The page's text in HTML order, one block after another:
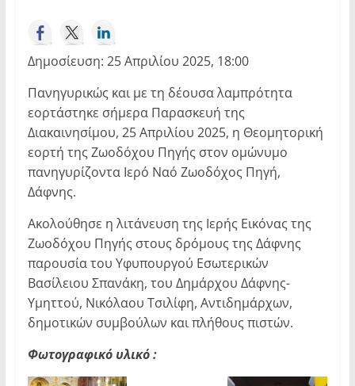
Δημοσίευση: 25 Απριλίου 2025, 18:00
Πανηγυρικώς και με τη δέουσα λαμπρότητα
εορτάστηκε σήμερα Παρασκευή της
Διακαινησίμου, 25 Απριλίου 2025, η Θεομητορική
εορτή της Ζωοδόχου Πηγής στον ομώνυμο
πανηγυρίζοντα Ιερό Ναό Ζωοδόχος Πηγή,
Δάφνης.
Ακολούθησε η λιτάνευση της Ιερής Εικόνας της
Ζωοδόχου Πηγής στους δρόμους της Δάφνης
παρουσία του Υφυπουργού Εσωτερικών
Βασίλειου Σπανάκη, του Δημάρχου Δάφνης-
Υμηττού, Νικόλαου Τσιλίφη, Αντιδημάρχων,
δημοτικών συμβούλων και πλήθους πιστών.
Φωτογραφικό υλικό :